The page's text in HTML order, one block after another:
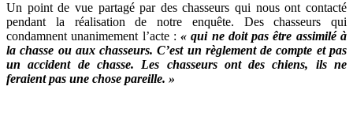
Un point de vue partagé par des chasseurs qui nous ont contacté
pendant la réalisation de notre enquête. Des chasseurs qui
condamnent unanimement l’acte :« qui ne doit pas être assimilé à
la chasse ou aux chasseurs. C’est un règlement de compte et pas
un accident de chasse. Les chasseurs ont des chiens, ils ne
feraient pas une chose pareille. »